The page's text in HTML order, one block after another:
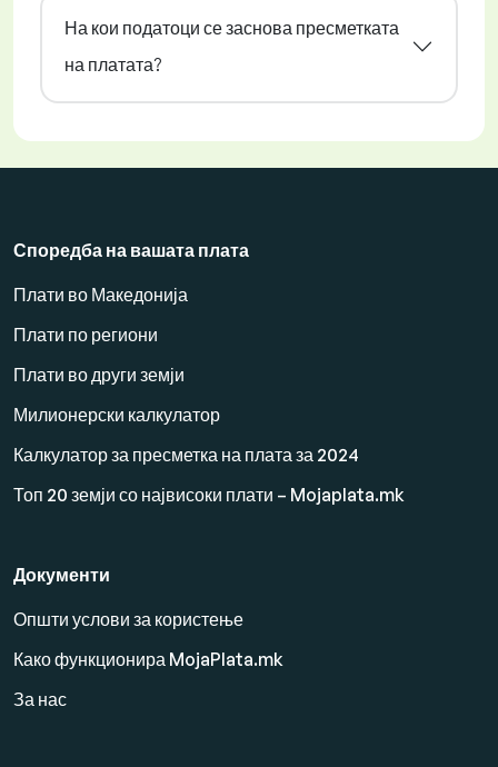
На кои податоци се заснова пресметката
на платата?
Споредба на вашата плата
Плати во Македонија
Плати по региони
Плати во други земји
Милионерски калкулатор
Калкулатор за пресметка на плата за 2024
Топ 20 земји со највисоки плати – Mojaplata.mk
Документи
Општи услови за користење
Како функционира MojaPlata.mk
За нас